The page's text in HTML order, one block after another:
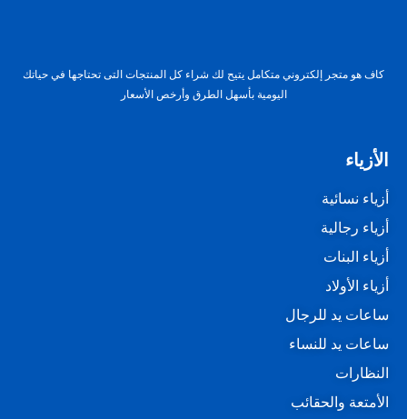
كاف هو متجر إلكتروني متكامل يتيح لك شراء كل المنتجات التى تحتاجها في حياتك
اليومية بأسهل الطرق وأرخص الأسعار
الأزياء
أزياء نسائية
أزياء رجالية
أزياء البنات
أزياء الأولاد
ساعات يد للرجال
ساعات يد للنساء
النظارات
الأمتعة والحقائب